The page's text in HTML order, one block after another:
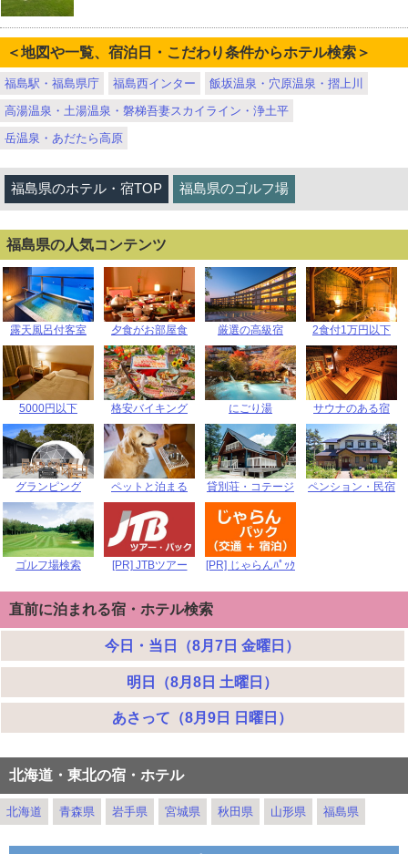
＜地図や一覧、宿泊日・こだわり条件からホテル検索＞
福島駅・福島県庁 福島西インター
飯坂温泉・穴原温泉・摺上川
高湯温泉・土湯温泉・磐梯吾妻スカイライン・浄土平
岳温泉・あだたら高原
福島県のホテル・宿TOP 福島県のゴルフ場
福島県の人気コンテンツ
露天風呂付客室 夕食がお部屋食 厳選の高級宿 2食付1万円以下
5000円以下 格安バイキング にごり湯 サウナのある宿
グランピング ペットと泊まる 貸別荘・コテージ ペンション・民宿
ゴルフ場検索 [PR] JTBツアー [PR] じゃらんﾊﾟｯｸ
直前に泊まれる宿・ホテル検索
今日・当日（8月7日 金曜日）
明日（8月8日 土曜日）
あさって（8月9日 日曜日）
北海道・東北の宿・ホテル
北海道 青森県 岩手県 宮城県 秋田県 山形県 福島県